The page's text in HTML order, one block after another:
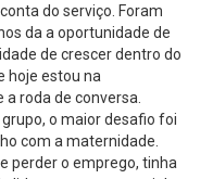
do serviço. Foram
da a oportunidade de
de crescer dentro do
hoje estou na
roda de conversa.
o maior desafio foi
com a maternidade.
perder o emprego, tinha